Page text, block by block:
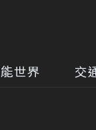
世界 交